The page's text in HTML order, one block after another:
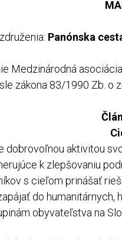
Panónska
Medzinárodná
zákona 83/1990 Zb. o
dobrovoľnou aktivitou
k zlepšovaniu
s cieľom prinášať
do
obyvateľstva na